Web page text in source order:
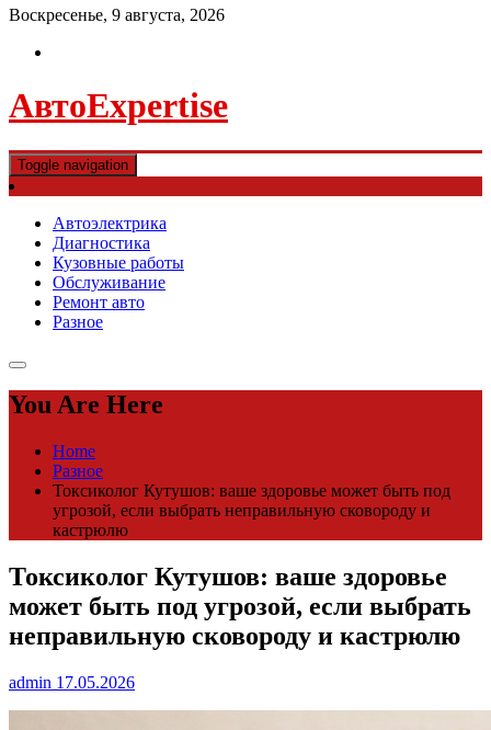
Воскресенье, 9 августа, 2026
АвтоExpertise
Toggle navigation
Автоэлектрика
Диагностика
Кузовные работы
Обслуживание
Ремонт авто
Разное
You Are Here
Home
Разное
Токсиколог Кутушов: ваше здоровье может быть под
угрозой, если выбрать неправильную сковороду и
кастрюлю
Токсиколог Кутушов: ваше здоровье
может быть под угрозой, если выбрать
неправильную сковороду и кастрюлю
admin 17.05.2026